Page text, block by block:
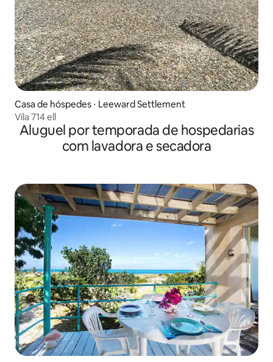
Casa de hóspedes ⋅ Leeward Settlement
Vila 714 ell
Aluguel por temporada de hospedarias
com lavadora e secadora